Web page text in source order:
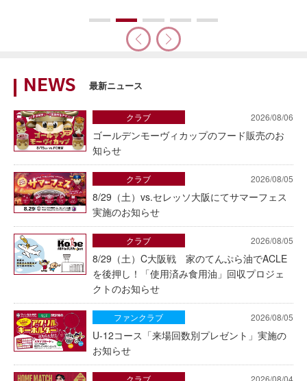
NEWS 最新ニュース
2026/08/06
ゴールデンモーヴィカップのフード販売のお
知らせ
クラブ
2026/08/05
8/29（土）vs.セレッソ大阪にてサマーフェス
実施のお知らせ
クラブ
2026/08/05
8/29（土）C大阪戦 家のてんぷら油でACLE
を後押し！「使用済み食用油」回収プロジェ
クトのお知らせ
クラブ
2026/08/05
U-12コース「来場回数別プレゼント」実施の
お知らせ
ファンクラブ
2026/08/04
クラブ